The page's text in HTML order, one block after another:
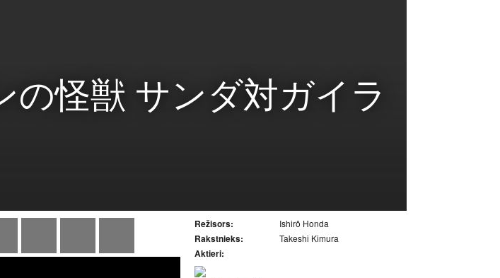
怪獣 サンダ対ガイラ
Režisors: Ishirô Honda
Rakstnieks: Takeshi Kimura
Aktieri: